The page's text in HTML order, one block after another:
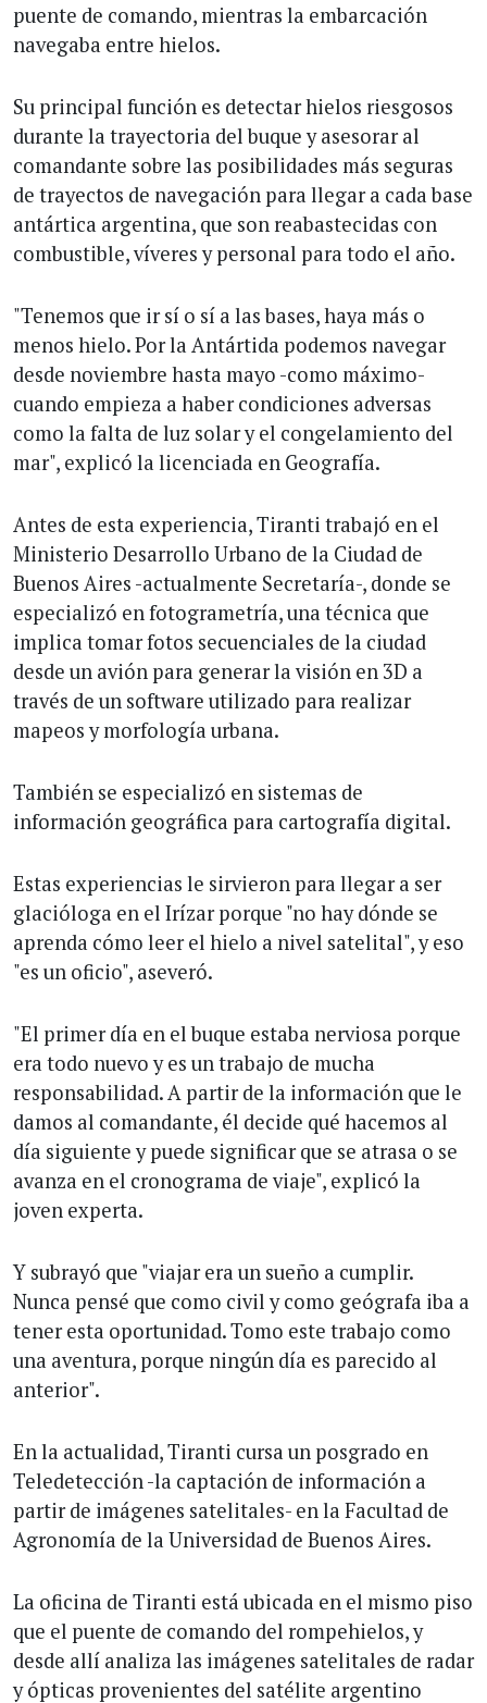
puente de comando, mientras la embarcación
navegaba entre hielos.
Su principal función es detectar hielos riesgosos
durante la trayectoria del buque y asesorar al
comandante sobre las posibilidades más seguras
de trayectos de navegación para llegar a cada base
antártica argentina, que son reabastecidas con
combustible, víveres y personal para todo el año.
"Tenemos que ir sí o sí a las bases, haya más o
menos hielo. Por la Antártida podemos navegar
desde noviembre hasta mayo -como máximo-
cuando empieza a haber condiciones adversas
como la falta de luz solar y el congelamiento del
mar", explicó la licenciada en Geografía.
Antes de esta experiencia, Tiranti trabajó en el
Ministerio Desarrollo Urbano de la Ciudad de
Buenos Aires -actualmente Secretaría-, donde se
especializó en fotogrametría, una técnica que
implica tomar fotos secuenciales de la ciudad
desde un avión para generar la visión en 3D a
través de un software utilizado para realizar
mapeos y morfología urbana.
También se especializó en sistemas de
información geográfica para cartografía digital.
Estas experiencias le sirvieron para llegar a ser
glacióloga en el Irízar porque "no hay dónde se
aprenda cómo leer el hielo a nivel satelital", y eso
"es un oficio", aseveró.
"El primer día en el buque estaba nerviosa porque
era todo nuevo y es un trabajo de mucha
responsabilidad. A partir de la información que le
damos al comandante, él decide qué hacemos al
día siguiente y puede significar que se atrasa o se
avanza en el cronograma de viaje", explicó la
joven experta.
Y subrayó que "viajar era un sueño a cumplir.
Nunca pensé que como civil y como geógrafa iba a
tener esta oportunidad. Tomo este trabajo como
una aventura, porque ningún día es parecido al
anterior".
En la actualidad, Tiranti cursa un posgrado en
Teledetección -la captación de información a
partir de imágenes satelitales- en la Facultad de
Agronomía de la Universidad de Buenos Aires.
La oficina de Tiranti está ubicada en el mismo piso
que el puente de comando del rompehielos, y
desde allí analiza las imágenes satelitales de radar
y ópticas provenientes del satélite argentino